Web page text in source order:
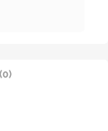
(0)